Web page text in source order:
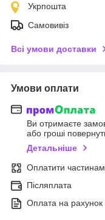
Укрпошта
Самовивіз
Всі умови доставки
Умови оплати
Ви отримаєте
або гроші
Детальніше
Оплатити
Післяплата
Оплата на рахунок